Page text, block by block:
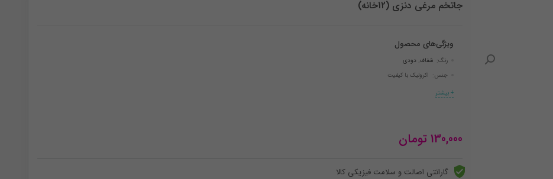
جاتخم مرغی دنزی (12خانه)
ویژگی‌های محصول
رنگ:شفاف,دودی
جنس: اکرولیک با کیفیت
+ بیشتر
130,000تومان
گارانتی اصالت و سلامت فیزیکی کالا